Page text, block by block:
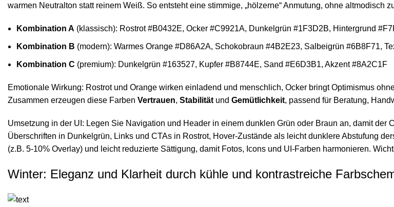
warmen Neutralton statt reinem Weiß. So entsteht eine stimmige, „hölzerne“ Anmutung, ohne altmodisch
Kombination A (klassisch): Rostrot #B0432E, Ocker #C9921A, Dunkelgrün #1F3D2B, Hintergrund
Kombination B (modern): Warmes Orange #D86A2A, Schokobraun #4B2E23, Salbeigrün #6B8F71,
Kombination C (premium): Dunkelgrün #163527, Kupfer #B8744E, Sand #E6D3B1, Akzent #8A2C1F
Emotionale Wirkung: Rostrot und Orange wirken einladend und menschlich, Ocker bringt Optimismus
Zusammen erzeugen diese Farben Vertrauen, Stabilität und Gemütlichkeit, passend für Beratung,
Umsetzung in der UI: Legen Sie Navigation und Header in einem dunklen Grün oder Braun an, damit der
Überschriften in Dunkelgrün, Links und CTAs in Rostrot, Hover-Zustände als leicht dunklere Abstufung
(z.B. 5-10% Overlay) und leicht reduzierte Sättigung, damit Fotos, Icons und UI-Farben harmonieren.
Winter: Eleganz und Klarheit durch kühle und kontrastreiche